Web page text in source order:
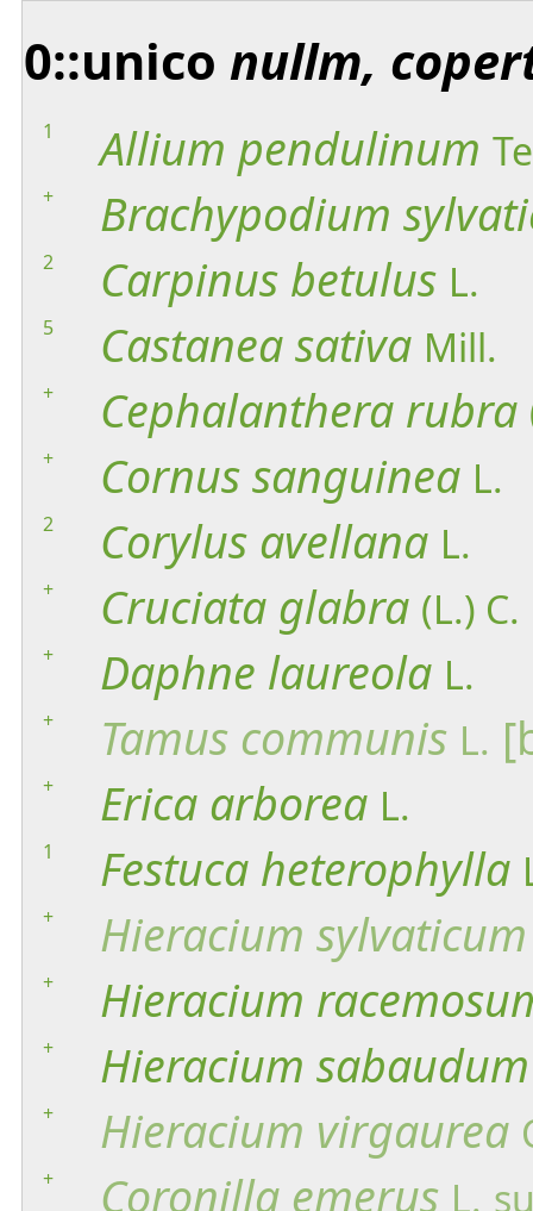
0::unico nullm,
1 Allium pendulinum
+ Brachypodium
2 Carpinus betulus L.
5 Castaneasativa Mill.
+ Cephalanthera rubra
+ Cornussanguinea L.
2 Corylus avellana L.
+ Cruciata glabra (L.)
+ Daphne laureola L.
+ Tamus communis L.
+ Erica arborea L.
1 Festuca heterophylla
+ Hieracium sylvaticum
+ Hieracium
+ Hieracium sabaudum
+ Hieracium virgaurea
+ Coronilla emerus L.